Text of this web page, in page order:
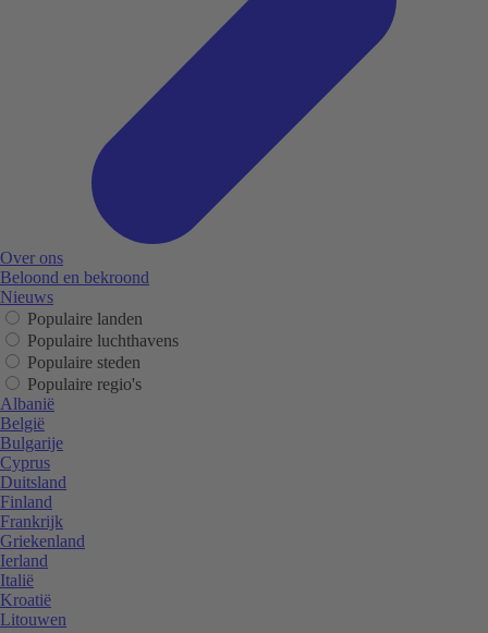
Over ons
Beloond en bekroond
Nieuws
Populaire landen
Populaire luchthavens
Populaire steden
Populaire regio's
Albanië
België
Bulgarije
Cyprus
Duitsland
Finland
Frankrijk
Griekenland
Ierland
Italië
Kroatië
Litouwen